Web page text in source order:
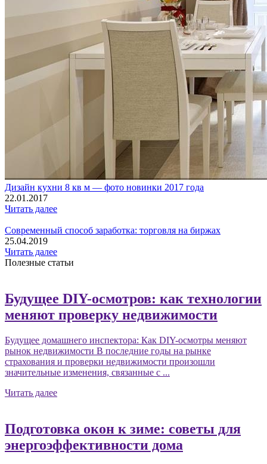
Дизайн кухни 8 кв м — фото новинки 2017 года
22.01.2017
Читать далее
Современный способ заработка: торговля на биржах
25.04.2019
Читать далее
Полезные статьи
Будущее DIY-осмотров: как технологии
меняют проверку недвижимости
Будущее домашнего инспектора: Как DIY-осмотры меняют
рынок недвижимости В последние годы на рынке
страхования и проверки недвижимости произошли
значительные изменения, связанные с ...
Читать далее
Подготовка окон к зиме: советы для
энергоэффективности дома